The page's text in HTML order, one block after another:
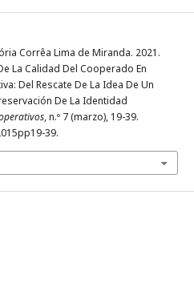
Corrêa Lima de Miranda. 2021.
La Calidad Del Cooperado En
Del Rescate De La Idea De Un
De La Identidad
, n.º 7 (marzo), 19-39.
39.